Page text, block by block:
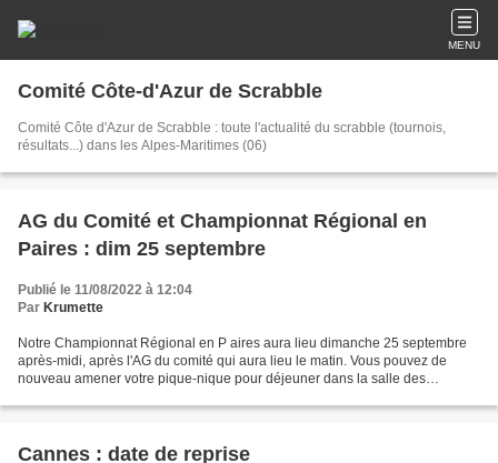
MENU
Comité Côte-d'Azur de Scrabble
Comité Côte d'Azur de Scrabble : toute l'actualité du scrabble (tournois,
résultats...) dans les Alpes-Maritimes (06)
AG du Comité et Championnat Régional en
Paires : dim 25 septembre
Publié le 11/08/2022 à 12:04
Par Krumette
Notre Championnat Régional en P aires aura lieu dimanche 25 septembre
après-midi, après l'AG du comité qui aura lieu le matin. Vous pouvez de
nouveau amener votre pique-nique pour déjeuner dans la salle des
Cannes : date de reprise